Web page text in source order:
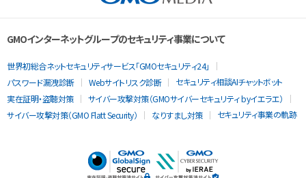
GMOインターネットグループのセキュリティ事業について
世界初総合ネットセキュリティサービス「GMOセキュリティ24」
パスワード漏洩診断
Webサイトリスク診断
セキュリティ相談AIチャットボット
実在証明・盗聴対策
サイバー攻撃対策（GMOサイバーセキュリティ byイエラエ）
サイバー攻撃対策（GMO Flatt Security）
なりすまし対策 セキュリティ事業の軌跡